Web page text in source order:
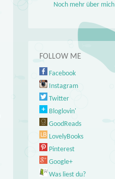
Noch mehr über mich
FOLLOW ME
Facebook
Instagram
Twitter
Bloglovin'
GoodReads
LovelyBooks
Pinterest
Google+
Was liest du?